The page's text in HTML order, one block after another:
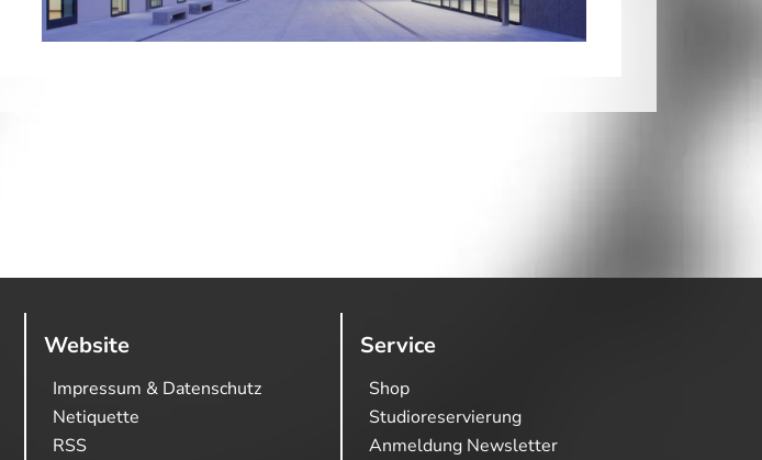
Website
Impressum & Datenschutz
Netiquette
RSS
Service
Shop
Studioreservierung
Anmeldung Newsletter